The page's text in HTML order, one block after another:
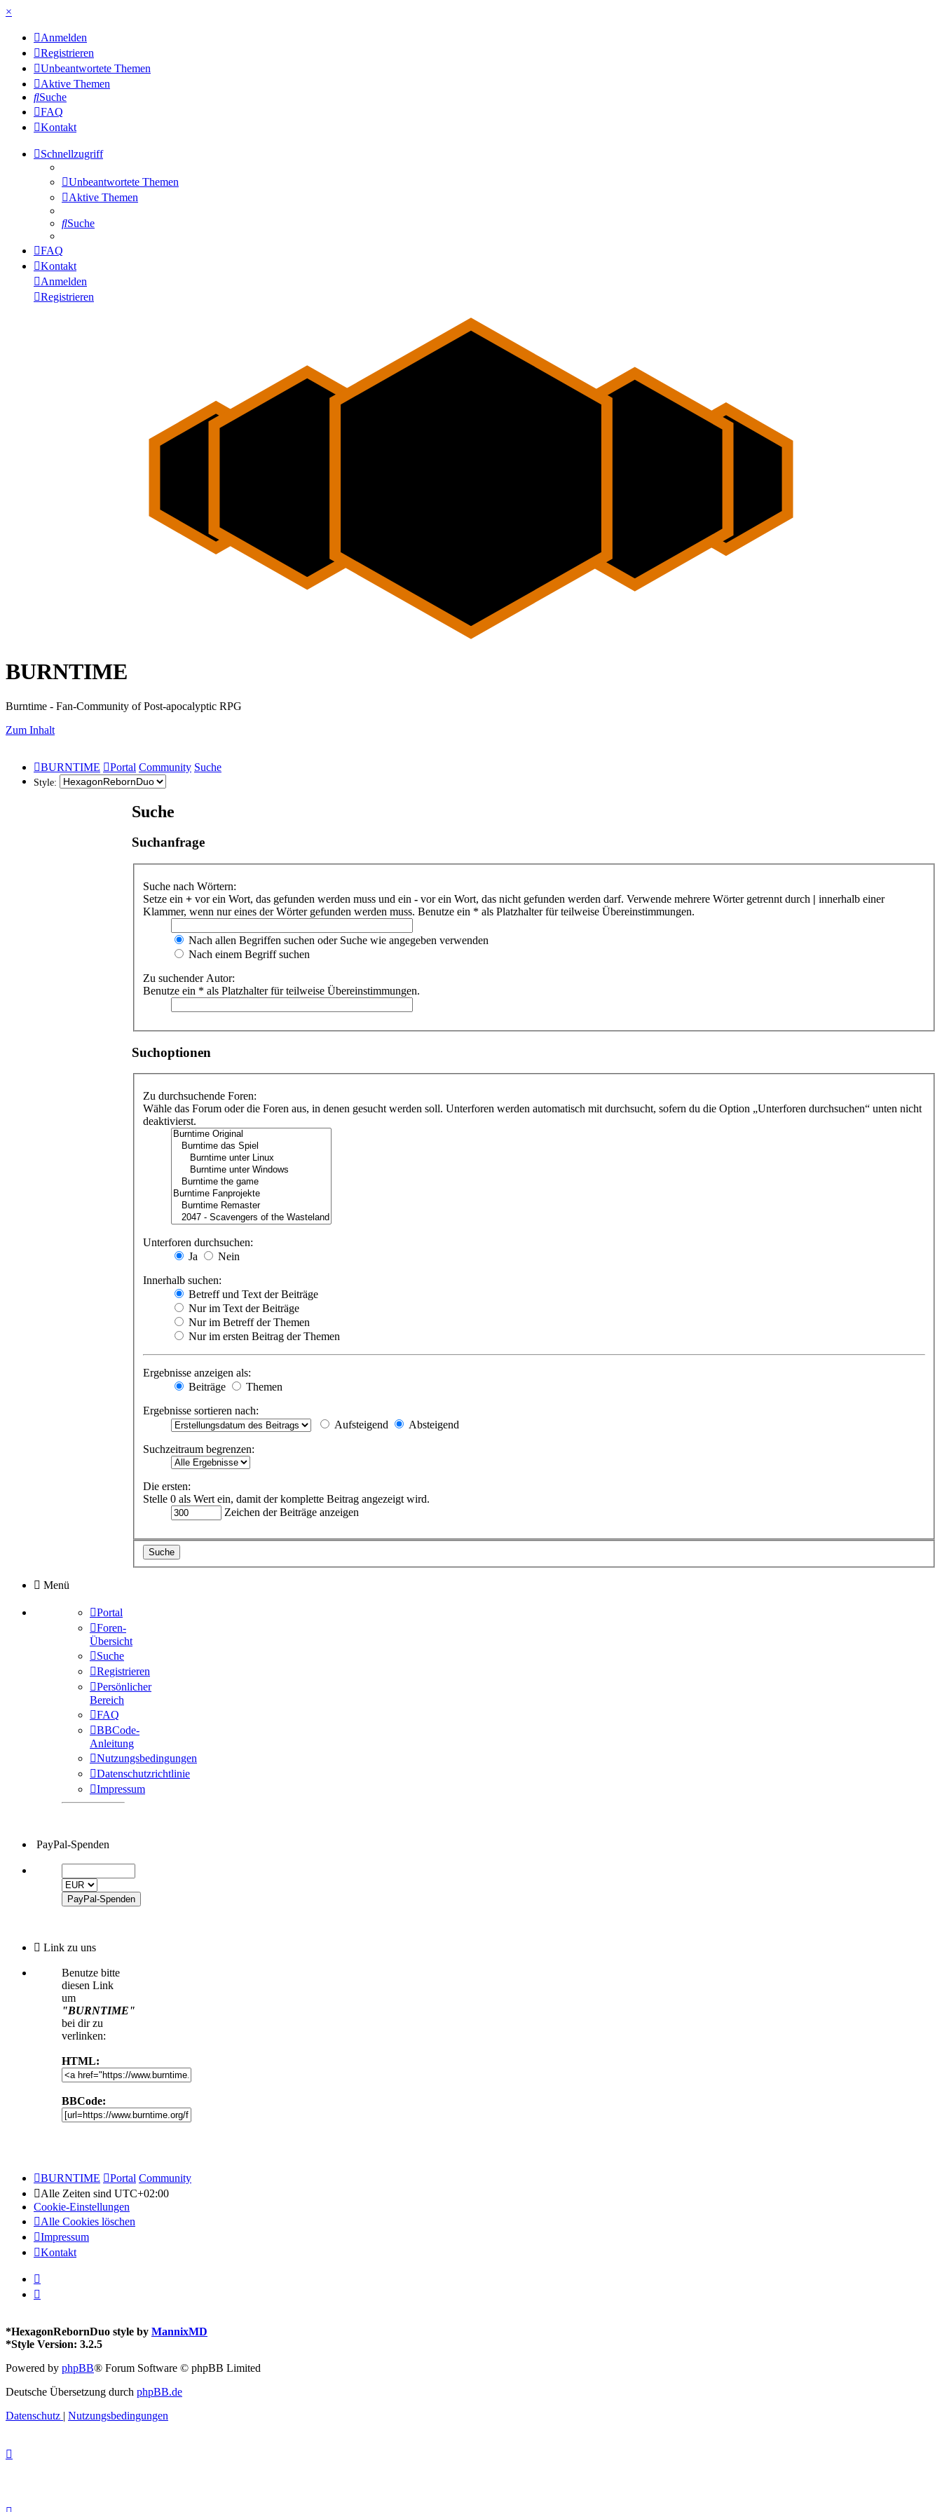
×
Anmelden
Registrieren
Unbeantwortete Themen
Aktive Themen
Suche
FAQ
Kontakt
Schnellzugriff
Unbeantwortete Themen
Aktive Themen
Suche
FAQ
Kontakt
Anmelden
Registrieren
BURNTIME
Burntime - Fan-Community of Post-apocalyptic RPG
Zum Inhalt
BURNTIME Portal Community Suche
Style:
Suche
Suchanfrage
Suche nach Wörtern:
Setze ein + vor ein Wort, das gefunden werden muss und ein - vor ein Wort, das nicht gefunden werden darf. Verwende mehrere Wörter getrennt durch | innerhalb einer
Klammer, wenn nur eines der Wörter gefunden werden muss. Benutze ein * als Platzhalter für teilweise Übereinstimmungen.
Nach allen Begriffen suchen oder Suche wie angegeben verwenden
Nach einem Begriff suchen
Zu suchender Autor:
Benutze ein * als Platzhalter für teilweise Übereinstimmungen.
Suchoptionen
Zu durchsuchende Foren:
Wähle das Forum oder die Foren aus, in denen gesucht werden soll. Unterforen werden automatisch mit durchsucht, sofern du die Option „Unterforen durchsuchen“ unten nicht
deaktivierst.
Unterforen durchsuchen:
Ja
Nein
Innerhalb suchen:
Betreff und Text der Beiträge
Nur im Text der Beiträge
Nur im Betreff der Themen
Nur im ersten Beitrag der Themen
Ergebnisse anzeigen als:
Beiträge
Themen
Ergebnisse sortieren nach:
Aufsteigend
Absteigend
Suchzeitraum begrenzen:
Die ersten:
Stelle 0 als Wert ein, damit der komplette Beitrag angezeigt wird.
Zeichen der Beiträge anzeigen
Menü
Portal
Foren-
Übersicht
Suche
Registrieren
Persönlicher
Bereich
FAQ
BBCode-
Anleitung
Nutzungsbedingungen
Datenschutzrichtlinie
Impressum
PayPal-Spenden
Link zu uns
Benutze bitte
diesen Link
um
"BURNTIME"
bei dir zu
verlinken:
HTML:
BBCode:
BURNTIME Portal Community
Alle Zeiten sind UTC+02:00
Cookie-Einstellungen
Alle Cookies löschen
Impressum
Kontakt
*HexagonRebornDuo style by MannixMD
*Style Version: 3.2.5
Powered by phpBB® Forum Software © phpBB Limited
Deutsche Übersetzung durch phpBB.de
Datenschutz | Nutzungsbedingungen